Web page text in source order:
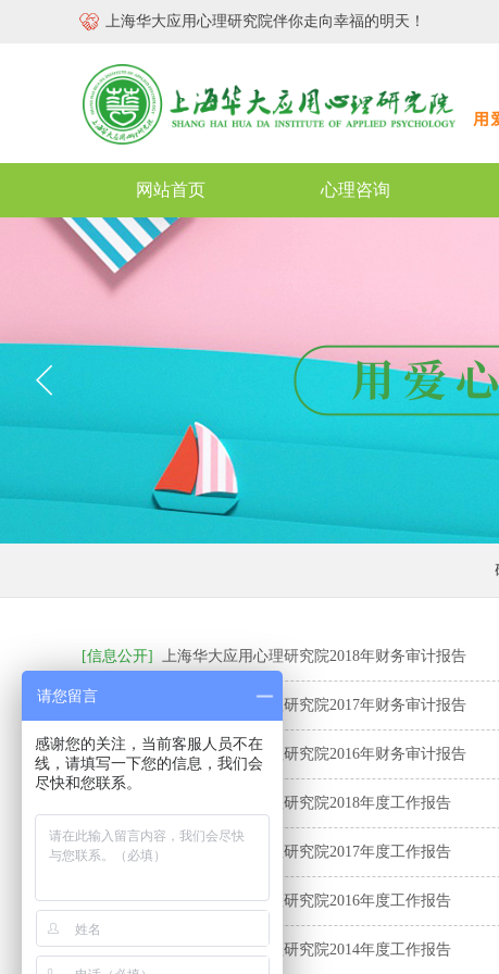
上海华大应用心理研究院伴你走向幸福的明天！
用
网站首页 心理咨询
[信息公开] 上海华大应用心理研究院2018年财务审计报告
[信息公开] 上海华大应用心理研究院2017年财务审计报告
[信息公开] 上海华大应用心理研究院2016年财务审计报告
上海华大应用心理研究院2018年度工作报告
[信息公开] 上海华大应用心理研究院2017年度工作报告
[信息公开] 上海华大应用心理研究院2016年度工作报告
[信息公开] 上海华大应用心理研究院2014年度工作报告
请您留言
感谢您的关注，当前客服人员不在
线，请填写一下您的信息，我们会
尽快和您联系。